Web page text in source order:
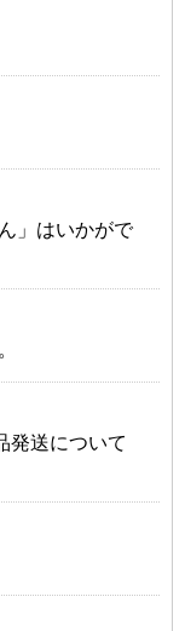
」はいかがで
発送について